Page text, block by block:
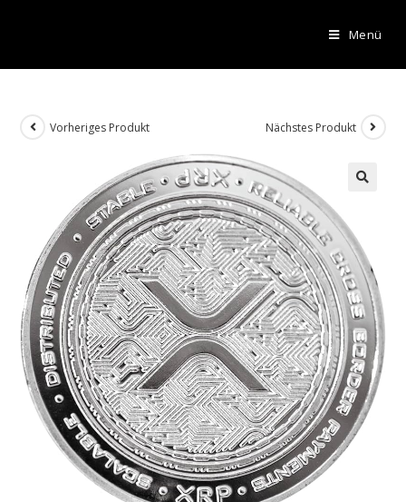
Menü
Vorheriges Produkt Nächstes Produkt